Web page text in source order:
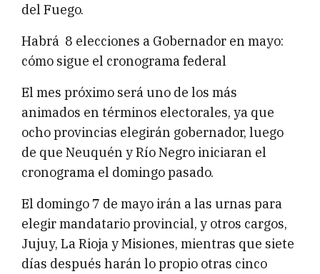
del Fuego.
Habrá 8 elecciones a Gobernador en mayo:
cómo sigue el cronograma federal
El mes próximo será uno de los más
animados en términos electorales, ya que
ocho provincias elegirán gobernador, luego
de que Neuquén y Río Negro iniciaran el
cronograma el domingo pasado.
El domingo 7 de mayo irán a las urnas para
elegir mandatario provincial, y otros cargos,
Jujuy, La Rioja y Misiones, mientras que siete
días después harán lo propio otras cinco